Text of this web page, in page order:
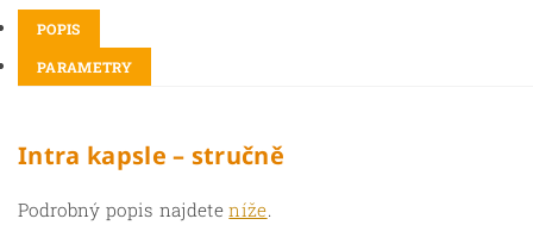
POPIS
PARAMETRY
Intra kapsle – stručně
Podrobný popis najdeteníže.